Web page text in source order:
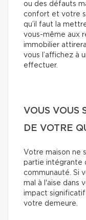
ou des défauts
confort et votre
qu’il faut la
vous-même aux
immobilier
vous l’affichez à
effectuer.
VOUS VOUS
DE VOTRE
Votre maison ne
partie intégrante
communauté. Si
mal à l'aise dans
impact
votre demeure.